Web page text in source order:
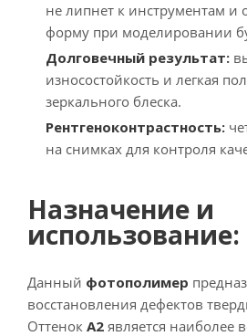
не липнет к инструментам и
форму при моделировании
Долговечный результат:
износостойкость и легкая
зеркального блеска.
Рентгеноконтрастность:
на снимках для контроля
Назначение и
использование:
Данный фотополимер
восстановления дефектов
Оттенок А2 является наиболее